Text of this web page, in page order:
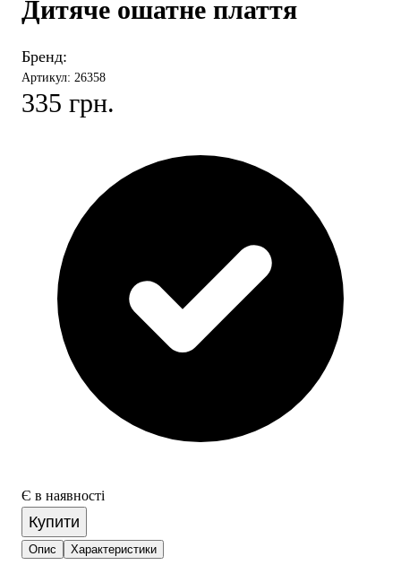
Дитяче ошатне плаття
Бренд:
Артикул: 26358
335 грн.
Є в наявності
Купити
Опис Характеристики